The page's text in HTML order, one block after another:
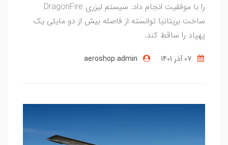
را با موفقیت انجام داد. سیستم لیزری DragonFire
ساخت بریتانیا توانسته از فاصله بیش از دو مایلی یک
پهپاد را ساقط کند.
aeroshop admin